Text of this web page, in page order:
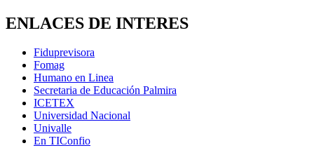
ENLACES DE INTERES
Fiduprevisora
Fomag
Humano en Linea
Secretaria de Educación Palmira
ICETEX
Universidad Nacional
Univalle
En TIConfio